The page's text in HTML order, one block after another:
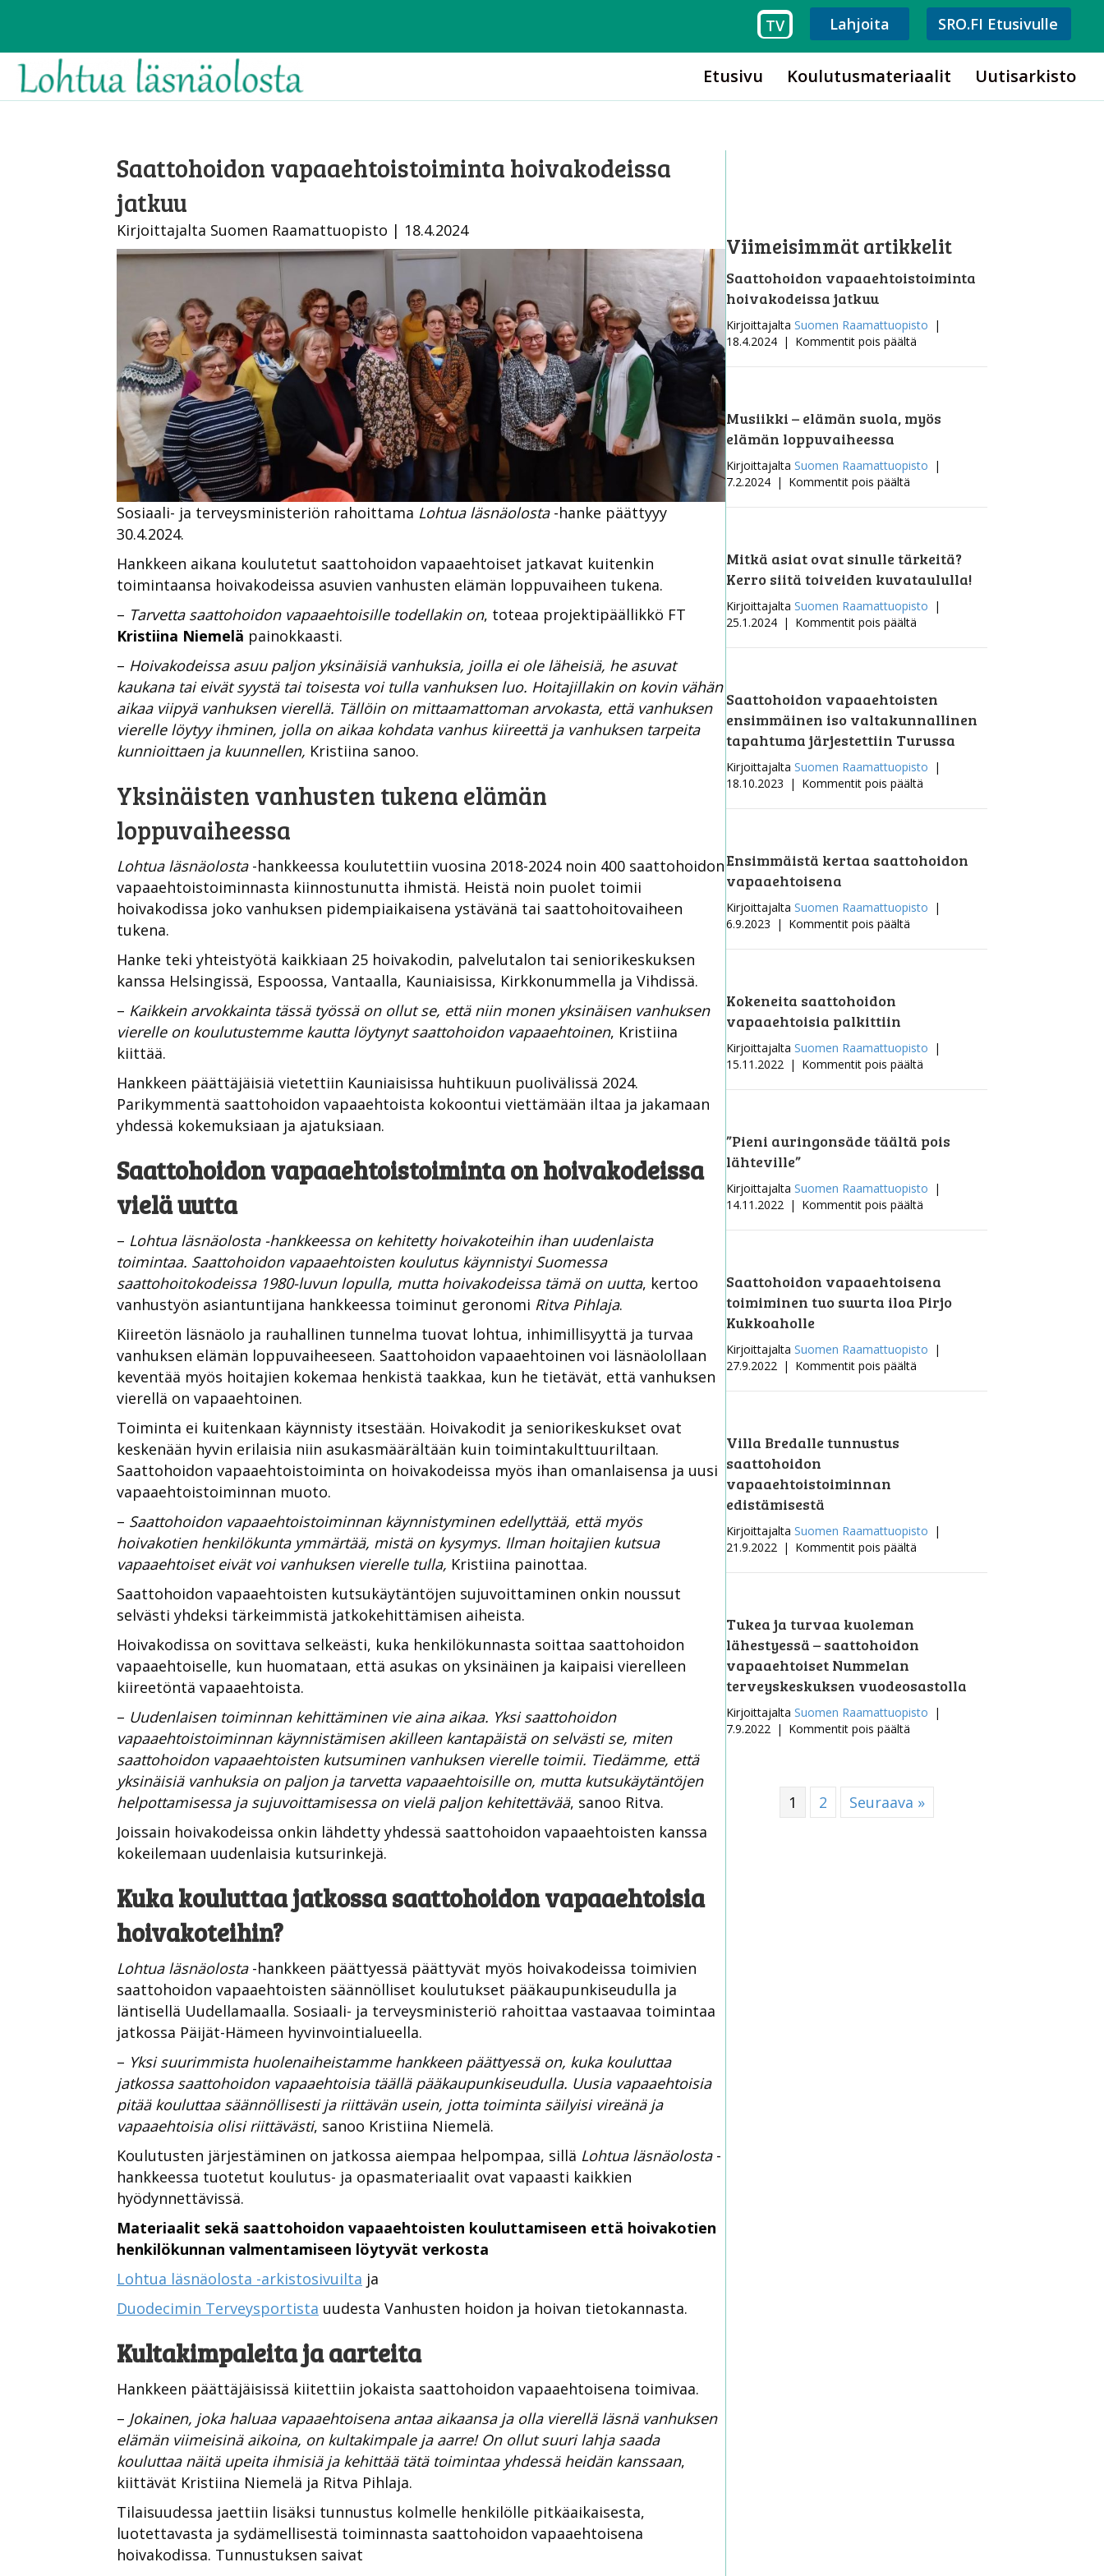
TV Lahjoita SRO.FI Etusivulle
Etusivu Koulutusmateriaalit Uutisarkisto
Saattohoidon vapaaehtoistoiminta hoivakodeissa
jatkuu
Kirjoittajalta Suomen Raamattuopisto | 18.4.2024
Sosiaali- ja terveysministeriön rahoittama Lohtua läsnäolosta-hanke päättyyy
30.4.2024.
Hankkeen aikana koulutetut saattohoidon vapaaehtoiset jatkavat kuitenkin
toimintaansa hoivakodeissa asuvien vanhusten elämän loppuvaiheen tukena.
– Tarvetta saattohoidon vapaaehtoisille todellakin on, toteaa projektipäällikkö FT
Kristiina Niemelä painokkaasti.
– Hoivakodeissa asuu paljon yksinäisiä vanhuksia, joilla ei ole läheisiä, he asuvat
kaukana tai eivät syystä tai toisesta voi tulla vanhuksen luo. Hoitajillakin on kovin vähän
aikaa viipyä vanhuksen vierellä. Tällöin on mittaamattoman arvokasta, että vanhuksen
vierelle löytyy ihminen, jolla on aikaa kohdata vanhus kiireettä ja vanhuksen tarpeita
kunnioittaen ja kuunnellen, Kristiina sanoo.
Yksinäisten vanhusten tukena elämän
loppuvaiheessa
Lohtua läsnäolosta-hankkeessa koulutettiin vuosina 2018-2024 noin 400 saattohoidon
vapaaehtoistoiminnasta kiinnostunutta ihmistä. Heistä noin puolet toimii
hoivakodissa joko vanhuksen pidempiaikaisena ystävänä tai saattohoitovaiheen
tukena.
Hanke teki yhteistyötä kaikkiaan 25 hoivakodin, palvelutalon tai seniorikeskuksen
kanssa Helsingissä, Espoossa, Vantaalla, Kauniaisissa, Kirkkonummella ja Vihdissä.
– Kaikkein arvokkainta tässä työssä on ollut se, että niin monen yksinäisen vanhuksen
vierelle on koulutustemme kautta löytynyt saattohoidon vapaaehtoinen, Kristiina
kiittää.
Hankkeen päättäjäisiä vietettiin Kauniaisissa huhtikuun puolivälissä 2024.
Parikymmentä saattohoidon vapaaehtoista kokoontui viettämään iltaa ja jakamaan
yhdessä kokemuksiaan ja ajatuksiaan.
Saattohoidon vapaaehtoistoiminta on hoivakodeissa
vielä uutta
– Lohtua läsnäolosta -hankkeessa on kehitetty hoivakoteihin ihan uudenlaista
toimintaa. Saattohoidon vapaaehtoisten koulutus käynnistyi Suomessa
saattohoitokodeissa 1980-luvun lopulla, mutta hoivakodeissa tämä on uutta, kertoo
vanhustyön asiantuntijana hankkeessa toiminut geronomi Ritva Pihlaja.
Kiireetön läsnäolo ja rauhallinen tunnelma tuovat lohtua, inhimillisyyttä ja turvaa
vanhuksen elämän loppuvaiheeseen. Saattohoidon vapaaehtoinen voi läsnäolollaan
keventää myös hoitajien kokemaa henkistä taakkaa, kun he tietävät, että vanhuksen
vierellä on vapaaehtoinen.
Toiminta ei kuitenkaan käynnisty itsestään. Hoivakodit ja seniorikeskukset ovat
keskenään hyvin erilaisia niin asukasmäärältään kuin toimintakulttuuriltaan.
Saattohoidon vapaaehtoistoiminta on hoivakodeissa myös ihan omanlaisensa ja uusi
vapaaehtoistoiminnan muoto.
– Saattohoidon vapaaehtoistoiminnan käynnistyminen edellyttää, että myös
hoivakotien henkilökunta ymmärtää, mistä on kysymys. Ilman hoitajien kutsua
vapaaehtoiset eivät voi vanhuksen vierelle tulla, Kristiina painottaa.
Saattohoidon vapaaehtoisten kutsukäytäntöjen sujuvoittaminen onkin noussut
selvästi yhdeksi tärkeimmistä jatkokehittämisen aiheista.
Hoivakodissa on sovittava selkeästi, kuka henkilökunnasta soittaa saattohoidon
vapaaehtoiselle, kun huomataan, että asukas on yksinäinen ja kaipaisi vierelleen
kiireetöntä vapaaehtoista.
– Uudenlaisen toiminnan kehittäminen vie aina aikaa. Yksi saattohoidon
vapaaehtoistoiminnan käynnistämisen akilleen kantapäistä on selvästi se, miten
saattohoidon vapaaehtoisten kutsuminen vanhuksen vierelle toimii. Tiedämme, että
yksinäisiä vanhuksia on paljon ja tarvetta vapaaehtoisille on, mutta kutsukäytäntöjen
helpottamisessa ja sujuvoittamisessa on vielä paljon kehitettävää, sanoo Ritva.
Joissain hoivakodeissa onkin lähdetty yhdessä saattohoidon vapaaehtoisten kanssa
kokeilemaan uudenlaisia kutsurinkejä.
Kuka kouluttaa jatkossa saattohoidon vapaaehtoisia
hoivakoteihin?
Lohtua läsnäolosta-hankkeen päättyessä päättyvät myös hoivakodeissa toimivien
saattohoidon vapaaehtoisten säännölliset koulutukset pääkaupunkiseudulla ja
läntisellä Uudellamaalla. Sosiaali- ja terveysministeriö rahoittaa vastaavaa toimintaa
jatkossa Päijät-Hämeen hyvinvointialueella.
– Yksi suurimmista huolenaiheistamme hankkeen päättyessä on, kuka kouluttaa
jatkossa saattohoidon vapaaehtoisia täällä pääkaupunkiseudulla. Uusia vapaaehtoisia
pitää kouluttaa säännöllisesti ja riittävän usein, jotta toiminta säilyisi vireänä ja
vapaaehtoisia olisi riittävästi, sanoo Kristiina Niemelä.
Koulutusten järjestäminen on jatkossa aiempaa helpompaa, sillä Lohtua läsnäolosta-
hankkeessa tuotetut koulutus- ja opasmateriaalit ovat vapaasti kaikkien
hyödynnettävissä.
Materiaalit sekä saattohoidon vapaaehtoisten kouluttamiseen että hoivakotien
henkilökunnan valmentamiseen löytyvät verkosta
Lohtua läsnäolosta -arkistosivuilta ja
Duodecimin Terveysportista uudesta Vanhusten hoidon ja hoivan tietokannasta.
Kultakimpaleita ja aarteita
Hankkeen päättäjäisissä kiitettiin jokaista saattohoidon vapaaehtoisena toimivaa.
– Jokainen, joka haluaa vapaaehtoisena antaa aikaansa ja olla vierellä läsnä vanhuksen
elämän viimeisinä aikoina, on kultakimpale ja aarre! On ollut suuri lahja saada
kouluttaa näitä upeita ihmisiä ja kehittää tätä toimintaa yhdessä heidän kanssaan,
kiittävät Kristiina Niemelä ja Ritva Pihlaja.
Tilaisuudessa jaettiin lisäksi tunnustus kolmelle henkilölle pitkäaikaisesta,
luotettavasta ja sydämellisestä toiminnasta saattohoidon vapaaehtoisena
hoivakodissa. Tunnustuksen saivat
Viimeisimmät artikkelit
Saattohoidon vapaaehtoistoiminta
hoivakodeissa jatkuu
Kirjoittajalta Suomen Raamattuopisto |
18.4.2024 | Kommentit pois päältä
Musiikki – elämän suola, myös
elämän loppuvaiheessa
Kirjoittajalta Suomen Raamattuopisto |
7.2.2024 | Kommentit pois päältä
myös
elämän
Mitkä asiat ovat sinulle tärkeitä?
Kerro siitä toiveiden kuvataululla!
Kirjoittajalta Suomen Raamattuopisto |
25.1.2024 | Kommentit pois päältä
tärkeitä?
Kerro
siitä
kuvataululla!
Saattohoidon vapaaehtoisten
ensimmäinen iso valtakunnallinen
tapahtuma järjestettiin Turussa
Kirjoittajalta Suomen Raamattuopisto |
18.10.2023 | Kommentit pois päältä
valtakunnallinen
Turussa
Ensimmäistä kertaa saattohoidon
vapaaehtoisena
Kirjoittajalta Suomen Raamattuopisto |
6.9.2023 | Kommentit pois päältä
Kokeneita saattohoidon
vapaaehtoisia palkittiin
Kirjoittajalta Suomen Raamattuopisto |
15.11.2022 | Kommentit pois päältä
”Pieni auringonsäde täältä pois
lähteville”
Kirjoittajalta Suomen Raamattuopisto |
14.11.2022 | Kommentit pois päältä
lähteville”
Saattohoidon vapaaehtoisena
toimiminen tuo suurta iloa Pirjo
Kukkoaholle
Kirjoittajalta Suomen Raamattuopisto |
27.9.2022 | Kommentit pois päältä
Villa Bredalle tunnustus
saattohoidon
vapaaehtoistoiminnan
edistämisestä
Kirjoittajalta Suomen Raamattuopisto |
21.9.2022 | Kommentit pois päältä
edistämisestä
Tukea ja turvaa kuoleman
lähestyessä – saattohoidon
vapaaehtoiset Nummelan
terveyskeskuksen vuodeosastolla
Kirjoittajalta Suomen Raamattuopisto |
7.9.2022 | Kommentit pois päältä
lähestyessä
1 2 Seuraava »